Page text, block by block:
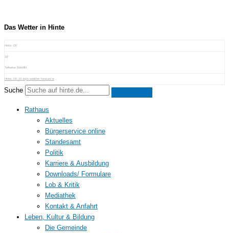
springen
Das Wetter in Hinte
Hinte, DE
18°
Teilweise Bewölkt
Hinte, DE 10 days weather forecast ▸
Suche
Rathaus
Aktuelles
Bürgerservice online
Standesamt
Politik
Karriere & Ausbildung
Downloads/ Formulare
Lob & Kritik
Mediathek
Kontakt & Anfahrt
Leben, Kultur & Bildung
Die Gemeinde